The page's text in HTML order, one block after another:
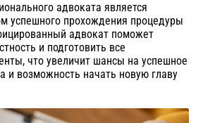
адвоката является
успешного прохождения процедуры
адвокат поможет
и подготовить все
что увеличит шансы на успешное
и возможность начать новую главу